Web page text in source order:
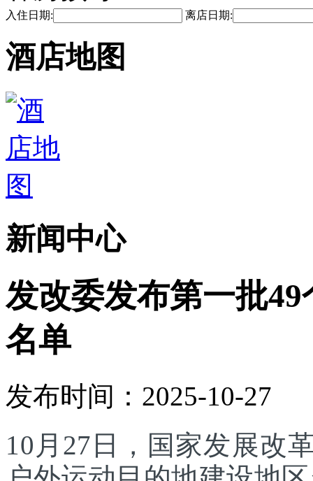
入住日期: 离店日期:
酒店地图
新闻中心
发改委发布第一批
名单
发布时间：2025-10-27
10月27日，国家发展改